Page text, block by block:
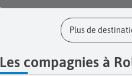
Plus de
Les compagnies à